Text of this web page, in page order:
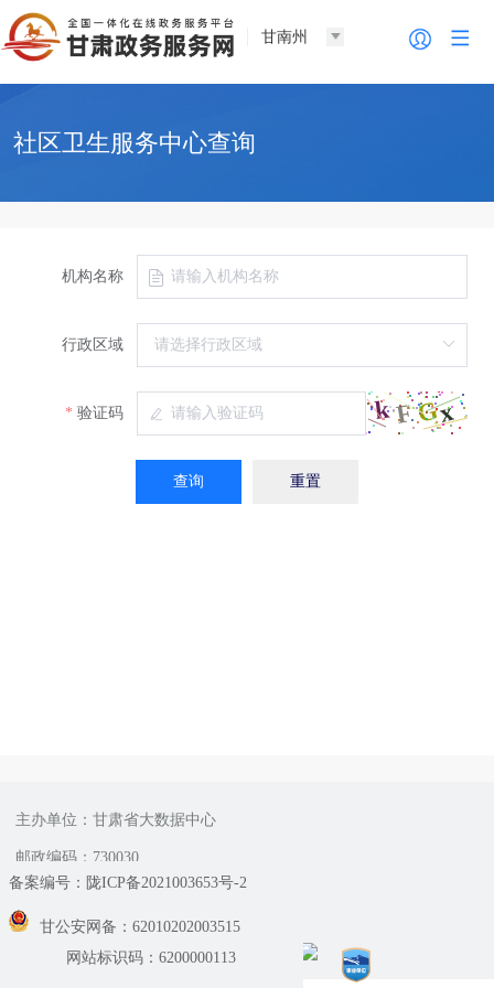
甘南州
社区卫生服务中心查询
机构名称
行政区域
验证码
查询 重置
主办单位：甘肃省大数据中心
邮政编码：730030
备案编号：陇ICP备2021003653号-2
甘公安网备：62010202003515
网站标识码：6200000113